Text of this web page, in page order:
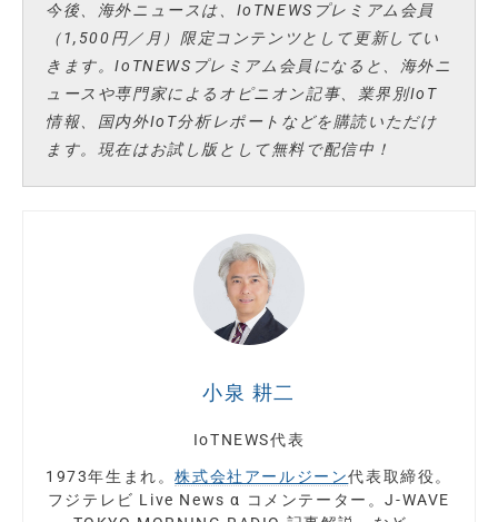
今後、海外ニュースは、IoTNEWSプレミアム会員
（1,500円／月）限定コンテンツとして更新してい
きます。IoTNEWSプレミアム会員になると、海外ニ
ュースや専門家によるオピニオン記事、業界別IoT
情報、国内外IoT分析レポートなどを購読いただけ
ます。現在はお試し版として無料で配信中！
小泉 耕二
IoTNEWS代表
1973年生まれ。株式会社アールジーン代表取締役。
フジテレビ Live News α コメンテーター。J-WAVE